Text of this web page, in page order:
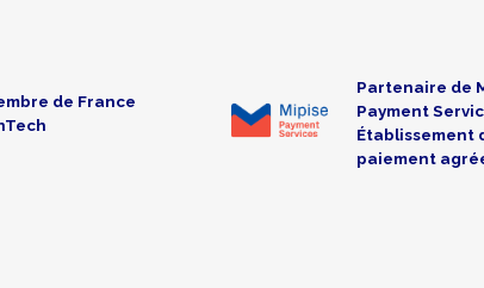
de France
Partenaire de
Payment
Établissement
paiement